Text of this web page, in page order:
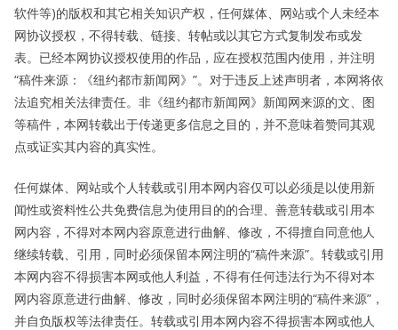
软件等)的版权和其它相关知识产权，任何媒体、网站或个人未经本
网协议授权，不得转载、链接、转帖或以其它方式复制发布或发
表。已经本网协议授权使用的作品，应在授权范围内使用，并注明
“稿件来源：《纽约都市新闻网》”。对于违反上述声明者，本网将依
法追究相关法律责任。非《纽约都市新闻网》新闻网来源的文、图
等稿件，本网转载出于传递更多信息之目的，并不意味着赞同其观
点或证实其内容的真实性。
任何媒体、网站或个人转载或引用本网内容仅可以必须是以使用新
闻性或资料性公共免费信息为使用目的的合理、善意转载或引用本
网内容，不得对本网内容原意进行曲解、修改，不得擅自同意他人
继续转载、引用，同时必须保留本网注明的“稿件来源”。转载或引用
本网内容不得损害本网或他人利益，不得有任何违法行为不得对本
网内容原意进行曲解、修改，同时必须保留本网注明的“稿件来源”，
并自负版权等法律责任。转载或引用本网内容不得损害本网或他人